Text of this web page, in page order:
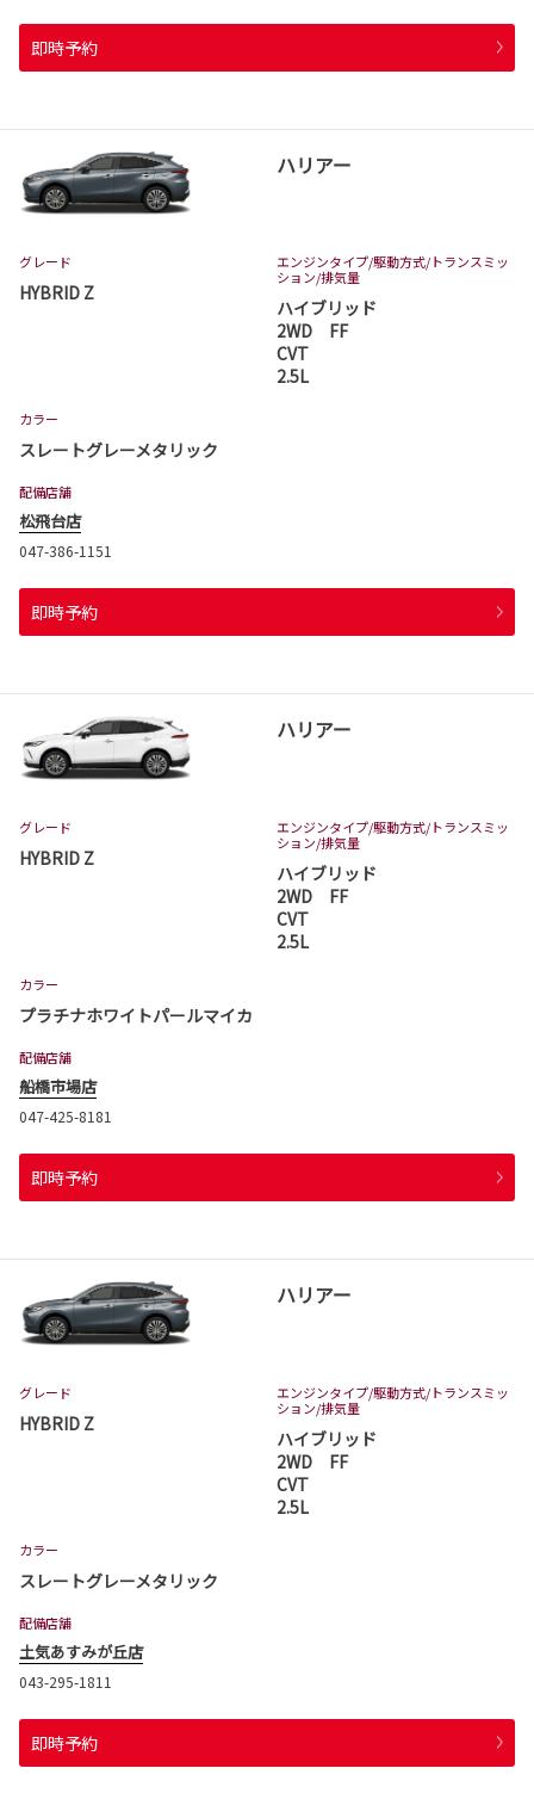
即時予約
ハリアー
グレード
HYBRID Z
エンジンタイプ/駆動方式/トランスミッ
ション/排気量
ハイブリッド
2WD FF
CVT
2.5L
カラー
スレートグレーメタリック
配備店舗
松飛台店
047-386-1151
即時予約
ハリアー
グレード
HYBRID Z
エンジンタイプ/駆動方式/トランスミッ
ション/排気量
ハイブリッド
2WD FF
CVT
2.5L
カラー
プラチナホワイトパールマイカ
配備店舗
船橋市場店
047-425-8181
即時予約
ハリアー
グレード
HYBRID Z
エンジンタイプ/駆動方式/トランスミッ
ション/排気量
ハイブリッド
2WD FF
CVT
2.5L
カラー
スレートグレーメタリック
配備店舗
土気あすみが丘店
043-295-1811
即時予約